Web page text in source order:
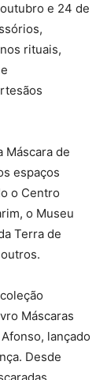
e 24 de
rituais,
Máscara de
espaços
o Centro
o Museu
Terra de
Máscaras
lançado
Desde